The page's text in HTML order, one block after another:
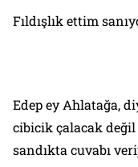
Fıldışlık ettim
Edep ey Ahlatağa,
cibicik çalacak
sandıkta cuvabı